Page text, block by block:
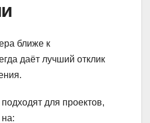
ближе к
даёт лучший отклик
для проектов,